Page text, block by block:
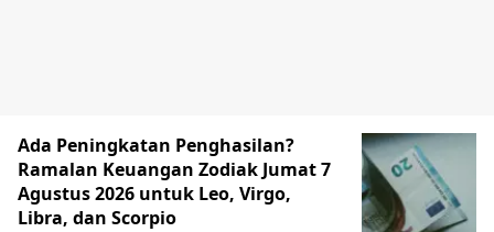
Ada Peningkatan Penghasilan?
Ramalan Keuangan Zodiak Jumat 7
Agustus 2026 untuk Leo, Virgo,
Libra, dan Scorpio